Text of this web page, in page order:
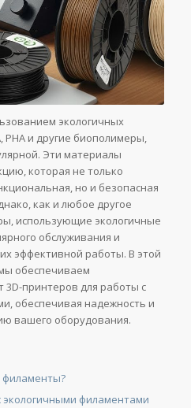
экологичных
PHA и другие биополимеры,
Эти материалы
которая не только
но и безопасная
как и любое другое
использующие экологичные
обслуживания и
эффективной работы. В этой
обеспечиваем
принтеров для работы с
обеспечивая надежность и
вашего оборудования.
филаменты?
филаментами